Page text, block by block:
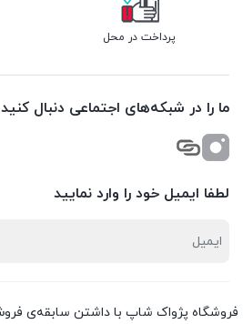
پرداخت در محل
ما را در شبکه‌های اجتماعی دنبال کنید
لطفا ایمیل خود را وارد نمایید